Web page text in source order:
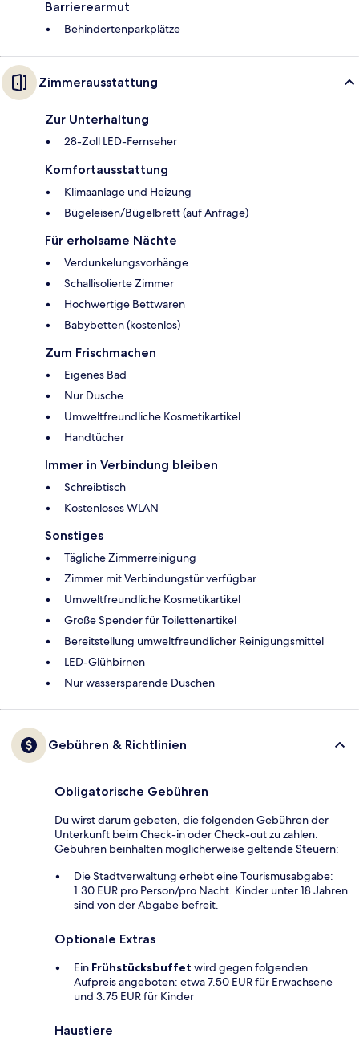
Barrierearmut
Behindertenparkplätze
Zimmerausstattung
Zur Unterhaltung
28-Zoll LED-Fernseher
Komfortausstattung
Klimaanlage und Heizung
Bügeleisen/Bügelbrett (auf Anfrage)
Für erholsame Nächte
Verdunkelungsvorhänge
Schallisolierte Zimmer
Hochwertige Bettwaren
Babybetten (kostenlos)
Zum Frischmachen
Eigenes Bad
Nur Dusche
Umweltfreundliche Kosmetikartikel
Handtücher
Immer in Verbindung bleiben
Schreibtisch
Kostenloses WLAN
Sonstiges
Tägliche Zimmerreinigung
Zimmer mit Verbindungstür verfügbar
Umweltfreundliche Kosmetikartikel
Große Spender für Toilettenartikel
Bereitstellung umweltfreundlicher Reinigungsmittel
LED-Glühbirnen
Nur wassersparende Duschen
Gebühren & Richtlinien
Obligatorische Gebühren
Du wirst darum gebeten, die folgenden Gebühren der
Unterkunft beim Check-in oder Check-out zu zahlen.
Gebühren beinhalten möglicherweise geltende Steuern:
Die Stadtverwaltung erhebt eine Tourismusabgabe:
1.30 EUR pro Person/pro Nacht. Kinder unter 18 Jahren
sind von der Abgabe befreit.
Optionale Extras
Ein Frühstücksbuffet wird gegen folgenden
Aufpreis angeboten: etwa 7.50 EUR für Erwachsene
und 3.75 EUR für Kinder
Haustiere